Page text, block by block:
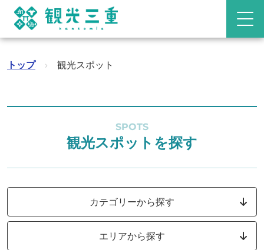
トップ › 観光スポット
SPOTS
観光スポットを探す
カテゴリーから探す
エリアから探す